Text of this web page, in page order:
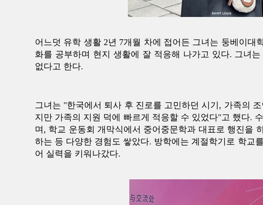
어느덧 유학 생활 2년 7개월 차에 접어든 그녀는 둥베이대
화를 공부하며 현지 생활에 잘 적응해 나가고 있다. 그녀
없다고 한다.
그녀는 "한국에서 퇴사 후 진로를 고민하던 시기, 가족의
지만 가족의 지원 덕에 빠르게 적응할 수 있었다"고 했다.
며, 학교 운동회 개막식에서 중어중문학과 대표로 행진을
하는 등 다양한 경험도 쌓았다. 방학에는 계절학기로 학교
어 실력을 키워나갔다.